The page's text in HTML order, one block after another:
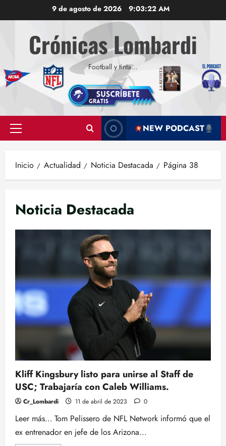
al
contenido
9 de agosto de 2026 9:03:23 AM
Crónicas Lombardi
Football y tinta…
Menú
NEW PODCAST
Inicio Actualidad Noticia Destacada Página 38
Noticia Destacada
Kliff Kingsbury listo para unirse al Staff de
USC; Trabajaría con Caleb Williams.
Cr_Lombardi 11 de abril de 2023 0
Leer más… Tom Pelissero de NFL Network informó que el
ex entrenador en jefe de los Arizona...